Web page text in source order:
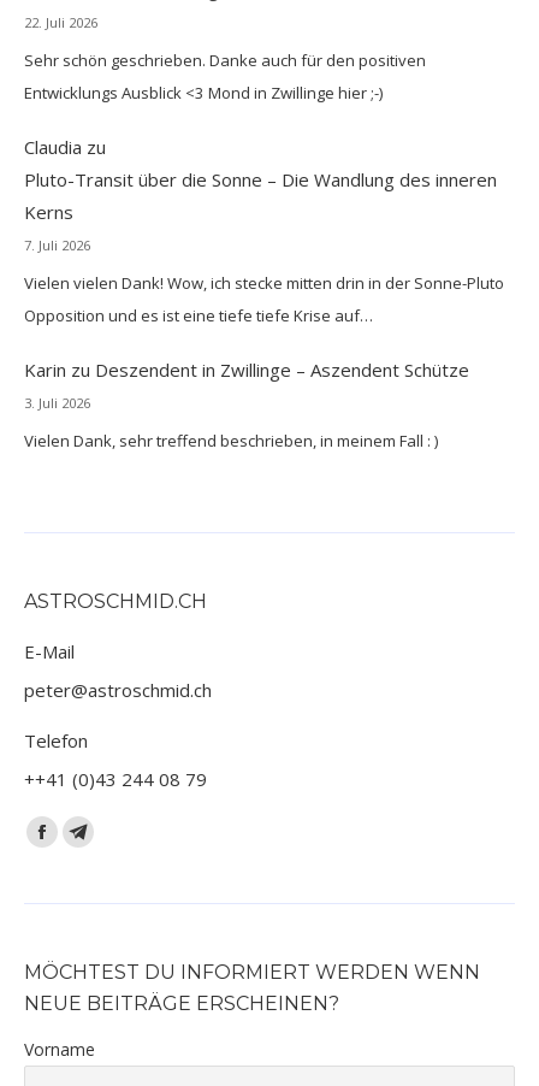
22. Juli 2026
Sehr schön geschrieben. Danke auch für den positiven
Entwicklungs Ausblick <3 Mond in Zwillinge hier ;-)
Claudia zu
Pluto-Transit über die Sonne – Die Wandlung des inneren
Kerns
7. Juli 2026
Vielen vielen Dank! Wow, ich stecke mitten drin in der Sonne-Pluto
Opposition und es ist eine tiefe tiefe Krise auf…
Karin zu Deszendent in Zwillinge – Aszendent Schütze
3. Juli 2026
Vielen Dank, sehr treffend beschrieben, in meinem Fall : )
ASTROSCHMID.CH
E-Mail
peter@astroschmid.ch
Telefon
++41 (0)43 244 08 79
Finden Sie uns auf:
Facebook
opens
new
window
Telegram
opens
new
window
MÖCHTEST DU INFORMIERT WERDEN WENN
NEUE BEITRÄGE ERSCHEINEN?
Vorname